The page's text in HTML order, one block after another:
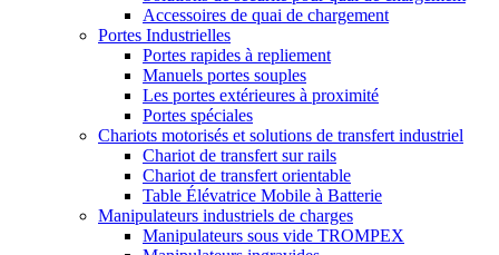
Accessoires de quai de chargement
Portes Industrielles
Portes rapides à repliement
Manuels portes souples
Les portes extérieures à proximité
Portes spéciales
Chariots motorisés et solutions de transfert industriel
Chariot de transfert sur rails
Chariot de transfert orientable
Table Élévatrice Mobile à Batterie
Manipulateurs industriels de charges
Manipulateurs sous vide TROMPEX